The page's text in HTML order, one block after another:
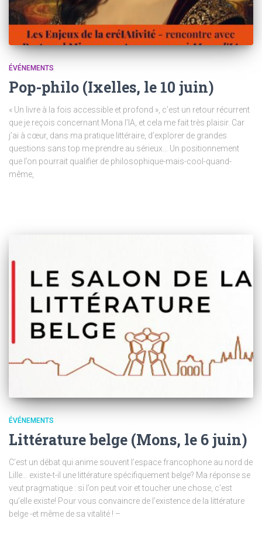
ÉVÉNEMENTS
Pop-philo (Ixelles, le 10 juin)
« Un livre à la fois accessible et profond », c’est un retour récurrent
que je reçois concernant Mona l’IA, et cela me fait très plaisir. Car
j’ai à cœur, dans ma pratique littéraire, d’explorer de grandes
questions sans top me prendre au sérieux… Un positionnement
que l’on pourrait qualifier de philosophique-mais-cool-quand-
même,
ÉVÉNEMENTS
Littérature belge (Mons, le 6 juin)
C’est un débat qui anime souvent l’espace francophone au nord de
Lille… existe-t-il une littérature spécifiquement belge? Ma réponse se
veut pragmatique : si l’on peut voir et toucher une chose, c’est
qu’elle existe! Pour vous convaincre de l’existence de la littérature
belge -et même de sa vitalité ! –